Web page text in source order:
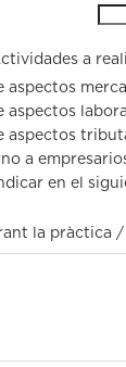
a
aspectos
aspectos
aspectos
a
en el
la pràctica